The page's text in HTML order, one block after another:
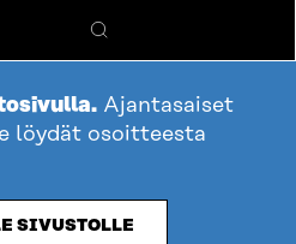
Hae
Ajantasaiset
löydät osoitteesta
SIVUSTOLLE